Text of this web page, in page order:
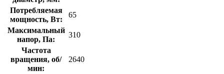
Потребляемая
мощность, Вт:
65
Максимальный
напор, Па:
310
Частота
вращения, об/
мин:
2640